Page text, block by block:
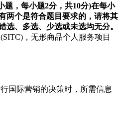
题，每小题2分，共10分)在每小
两个是符合题目要求的，请将其
选、多选、少选或未选均无分。
，无形商品个人服务项目
国际营销的决策时，所需信息